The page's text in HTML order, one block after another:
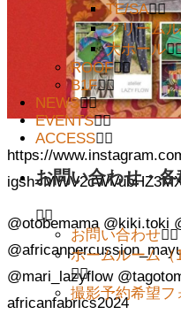
TE/SA
クリーム
大ホール
ROOF
B1F
NEWS
EVENTS
ACCESS
お問い合わせ・
お問い合わせ
ホームルーム（
撮影予約希望フ
https://
@otobemama @kiki.toki
@mari_lazyflow
africanfabrics2024